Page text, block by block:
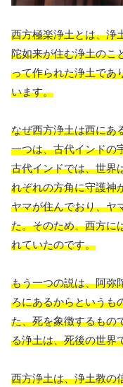
西方極楽浄土とは、浄
陀如来が住む浄土のこ
って作られた浄土であ
います。
なぜ西方浄土は西にあ
一つは、古代インドの
古代インドでは、世界
れぞれの方角に守護神
ヤマが住んでおり、ヤ
た。そのため、西方に
れていたのです。
もう一つの説は、阿弥
ろにあるからというも
た、死を象徴するもの
る浄土は、死後の世界
西方浄土は、浄土教の